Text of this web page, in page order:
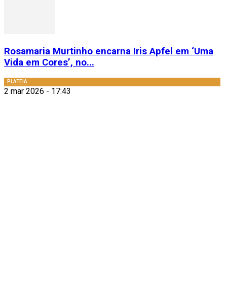
Rosamaria Murtinho encarna Iris Apfel em ‘Uma
Vida em Cores’, no...
PLATEIA
2 mar 2026 - 17:43